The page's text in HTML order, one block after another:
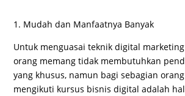
Mudah dan Manfaatnya Banyak
Untuk menguasai teknik digital
orang memang tidak membutuhkan
yang khusus, namun bagi sebagian
mengikuti kursus bisnis digital adalah